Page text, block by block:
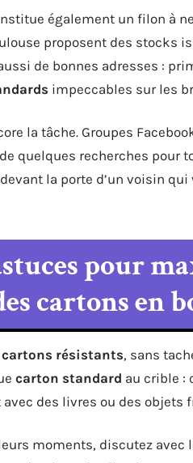
également un filon à
proposent des stocks
de bonnes adresses :
impeccables sur les
la tâche. Groupes
quelques recherches pour
la porte d’un voisin
pour
cartons en
cartons résistants, sans
carton standard au crible :
avec des livres ou des objets
moments, discutez avec